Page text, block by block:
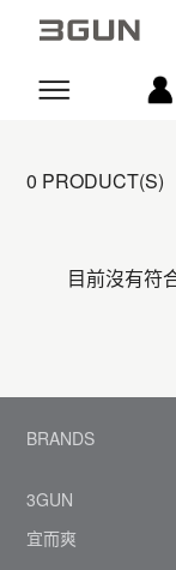
0 PRODUCT(S)
目前沒有符
BRANDS
3GUN
宜而爽